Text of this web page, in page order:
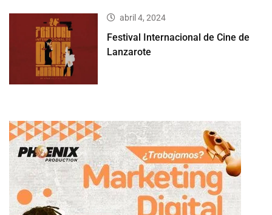
abril 4, 2024
Festival Internacional de Cine de
Lanzarote